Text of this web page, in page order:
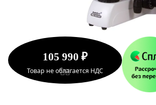
105 990 ₽
Товар не облагается НДС